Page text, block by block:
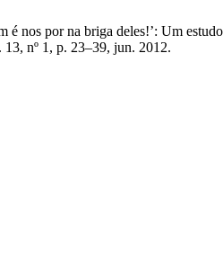
é nos por na briga deles!’: Um
13, nº 1, p. 23–39, jun. 2012.